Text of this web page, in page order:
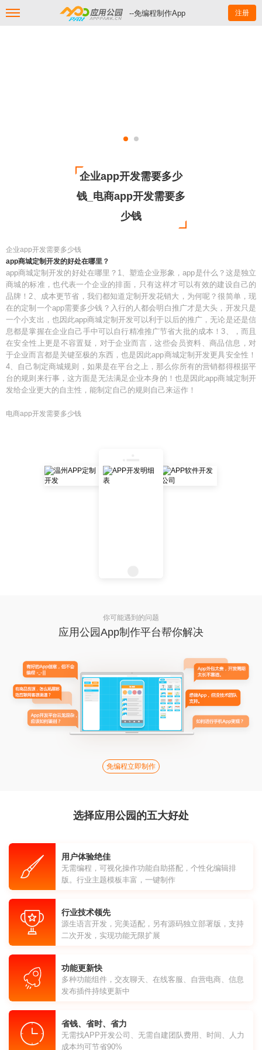
--免编程制作App 注册
企业app开发需要多少
钱_电商app开发需要多
少钱
企业app开发需要多少钱
app商城定制开发的好处在哪里？
app商城定制开发的好处在哪里？1、塑造企业形象，app是什么？这是独立
商城的标准，也代表一个企业的排面，只有这样才可以有效的建设自己的
品牌！2、成本更节省，我们都知道定制开发花销大，为何呢？很简单，现
在的定制一个app需要多少钱？入行的人都会明白推广才是大头，开发只是
一个小支出，也因此app商城定制开发可以利于以后的推广，无论是还是信
息都是掌握在企业自己手中可以自行精准推广节省大批的成本！3、，而且
在安全性上更是不容置疑，对于企业而言，这些会员资料、商品信息，对
于企业而言都是关键至极的东西，也是因此app商城定制开发更具安全性！
4、自己制定商城规则，如果是在平台之上，那么你所有的营销都得根据平
台的规则来行事，这方面是无法满足企业本身的！也是因此app商城定制开
发给企业更大的自主性，能制定自己的规则自己来运作！
电商app开发需要多少钱
你可能遇到的问题
应用公园App制作平台帮你解决
免编程立即制作
选择应用公园的五大好处
用户体验绝佳
无需编程，可视化操作功能自助搭配，个性化编辑排
版。行业主题模板丰富，一键制作
行业技术领先
源生语言开发，完美适配，另有源码独立部署版，支持
二次开发，实现功能无限扩展
功能更新快
多种功能组件，交友聊天、在线客服、自营电商、信息
发布插件持续更新中
省钱、省时、省力
无需找APP开发公司、无需自建团队费用、时间、人力
成本均可节省90%